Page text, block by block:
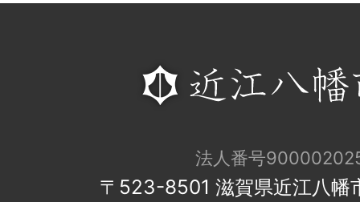
法人番号
〒523-8501 滋賀県近江八幡